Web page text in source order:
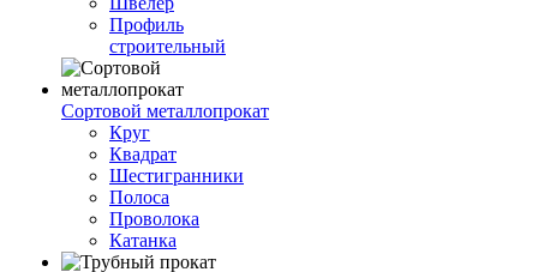
Профиль
строительный
Сортовой металлопрокат
Круг
Квадрат
Шестигранники
Полоса
Проволока
Катанка